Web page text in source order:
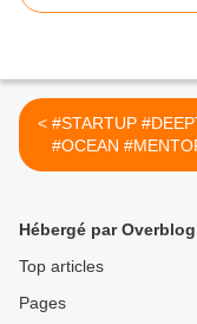
< #STARTUP #DEEPTECH
#OCEAN
Hébergé par Overblog
Top articles
Pages